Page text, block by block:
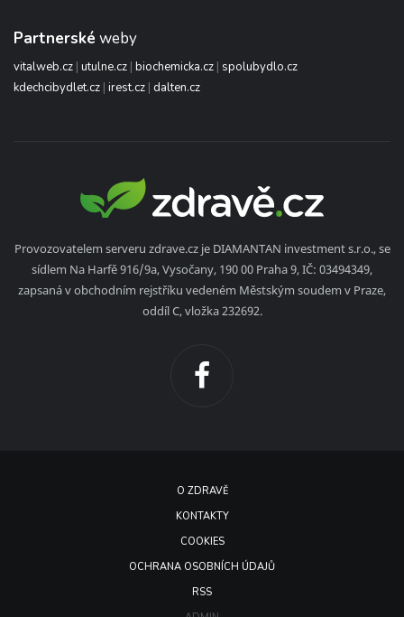
Partnerské weby
vitalweb.cz | utulne.cz | biochemicka.cz | spolubydlo.cz
kdechcibydlet.cz | irest.cz | dalten.cz
Provozovatelem serveru zdrave.cz je DIAMANTAN investment s.r.o., se
sídlem Na Harfě 916/9a, Vysočany, 190 00 Praha 9, IČ: 03494349,
zapsaná v obchodním rejstříku vedeném Městským soudem v Praze,
oddíl C, vložka 232692.
O ZDRAVĚ
KONTAKTY
COOKIES
OCHRANA OSOBNÍCH ÚDAJŮ
RSS